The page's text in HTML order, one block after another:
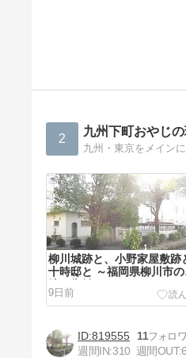
2 九州下町おやじ
柳川城跡と、小野家屋敷跡
十時邸と ～福岡県柳川市の
跡・街並
9日前
819555
11
週間IN:310 週間OUT: